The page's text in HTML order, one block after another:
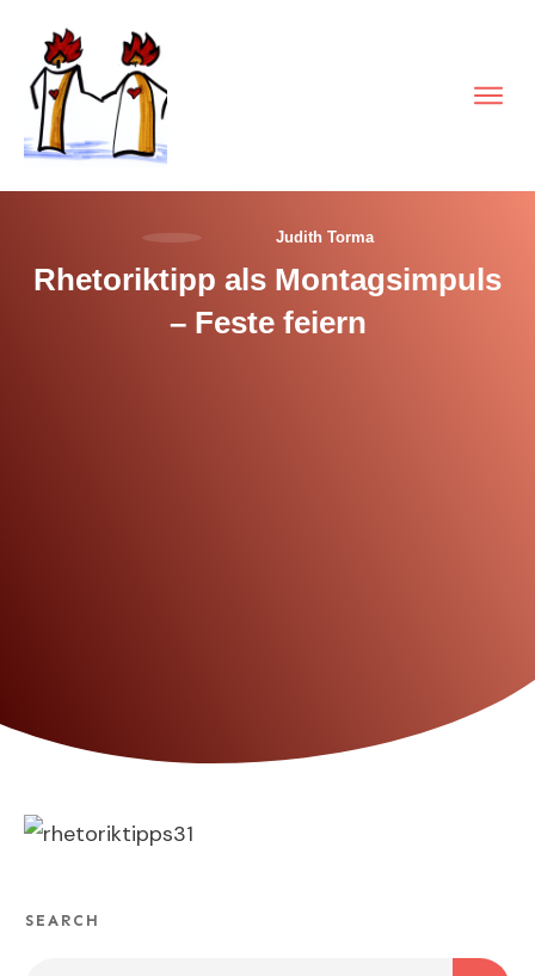
Judith Torma
Rhetoriktipp als Montagsimpuls
– Feste feiern
SEARCH